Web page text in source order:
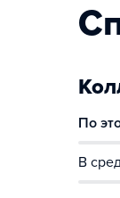
По
В